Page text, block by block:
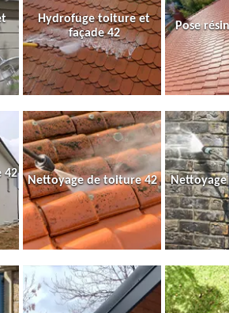
Hydrofuge toiture et
façade 42
Pose
42
Nettoyage de toiture 42 Nettoyage